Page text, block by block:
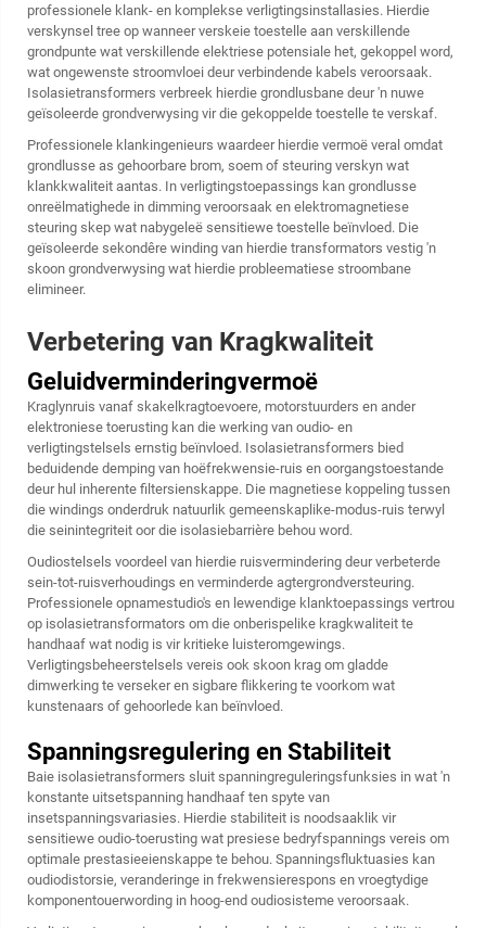
professionele klank- en komplekse verligtingsinstallasies. Hierdie
verskynsel tree op wanneer verskeie toestelle aan verskillende
grondpunte wat verskillende elektriese potensiale het, gekoppel word,
wat ongewenste stroomvloei deur verbindende kabels veroorsaak.
Isolasietransformers verbreek hierdie grondlusbane deur 'n nuwe
geïsoleerde grondverwysing vir die gekoppelde toestelle te verskaf.
Professionele klankingenieurs waardeer hierdie vermoë veral omdat
grondlusse as gehoorbare brom, soem of steuring verskyn wat
klankkwaliteit aantas. In verligtingstoepassings kan grondlusse
onreëlmatighede in dimming veroorsaak en elektromagnetiese
steuring skep wat nabygeleë sensitiewe toestelle beïnvloed. Die
geïsoleerde sekondêre winding van hierdie transformators vestig 'n
skoon grondverwysing wat hierdie probleematiese stroombane
elimineer.
Verbetering van Kragkwaliteit
Geluidverminderingvermoë
Kraglynruis vanaf skakelkragtoevoere, motorstuurders en ander
elektroniese toerusting kan die werking van oudio- en
verligtingstelsels ernstig beïnvloed. Isolasietransformers bied
beduidende demping van hoëfrekwensie-ruis en oorgangstoestande
deur hul inherente filtersienskappe. Die magnetiese koppeling tussen
die windings onderdruk natuurlik gemeenskaplike-modus-ruis terwyl
die seinintegriteit oor die isolasiebarrière behou word.
Oudiostelsels voordeel van hierdie ruisvermindering deur verbeterde
sein-tot-ruisverhoudings en verminderde agtergrondversteuring.
Professionele opnamestudio's en lewendige klanktoepassings vertrou
op isolasietransformators om die onberispelike kragkwaliteit te
handhaaf wat nodig is vir kritieke luisteromgewings.
Verligtingsbeheerstelsels vereis ook skoon krag om gladde
dimwerking te verseker en sigbare flikkering te voorkom wat
kunstenaars of gehoorlede kan beïnvloed.
Spanningsregulering en Stabiliteit
Baie isolasietransformers sluit spanningreguleringsfunksies in wat 'n
konstante uitsetspanning handhaaf ten spyte van
insetspanningsvariasies. Hierdie stabiliteit is noodsaaklik vir
sensitiewe oudio-toerusting wat presiese bedryfspannings vereis om
optimale prestasieeienskappe te behou. Spanningsfluktuasies kan
oudiodistorsie, veranderinge in frekwensierespons en vroegtydige
komponentouerwording in hoog-end oudiosisteme veroorsaak.